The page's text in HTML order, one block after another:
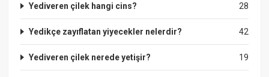
28
Yediveren çilek hangi cins?
42
Yedikçe zayıflatan yiyecekler nelerdir?
19
Yediveren çilek nerede yetişir?